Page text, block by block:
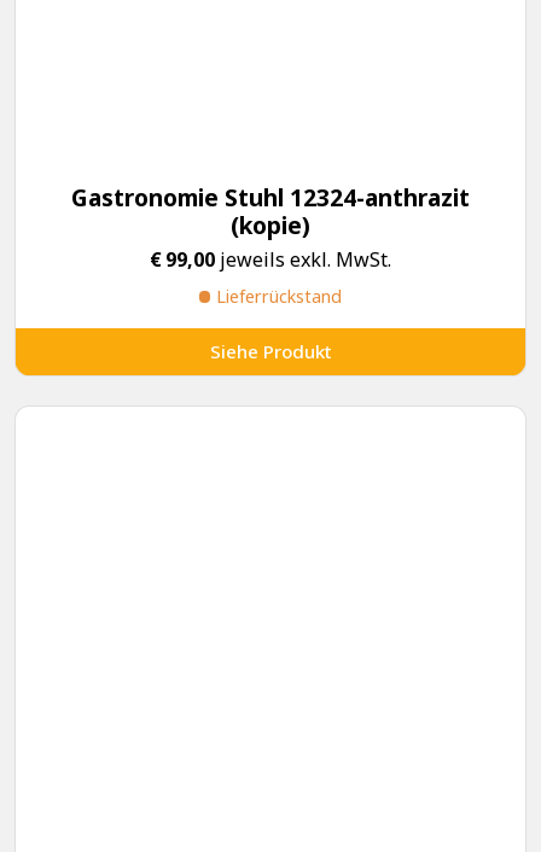
Gastronomie Stuhl 12324-anthrazit
(kopie)
€99,00 jeweils exkl. MwSt.
Lieferrückstand
Siehe Produkt